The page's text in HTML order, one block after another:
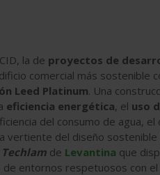
la de proyectos de
comercial más sostenible
Leed Platinum. Una
eficiencia energética, el uso
del consumo de agua,
vertiente del diseño
Techlam de Levantina que
entornos respetuosos con el